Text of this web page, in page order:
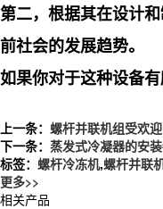
第二，根据其在设计
前社会的发展趋势。
如果你对于这种设备
上一条： 螺杆并联机组受欢
下一条： 蒸发式冷凝器的安
标签： 螺杆冷冻机,螺杆并联
更多>>
相关产品